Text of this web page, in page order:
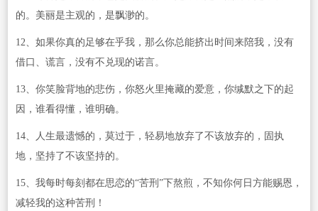
的。美丽是主观的，是飘渺的。
12、如果你真的足够在乎我，那么你总能挤出时间来陪我，没有
借口、谎言，没有不兑现的诺言。
13、你笑脸背地的悲伤，你怒火里掩藏的爱意，你缄默之下的起
因，谁看得懂，谁明确。
14、人生最遗憾的，莫过于，轻易地放弃了不该放弃的，固执
地，坚持了不该坚持的。
15、我每时每刻都在思恋的“苦刑”下熬煎，不知你何日方能赐恩，
减轻我的这种苦刑！